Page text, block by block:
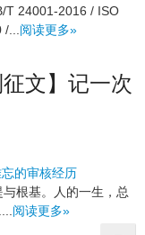
T 24001-2016 / ISO
阅读更多»
征文】记一次
根基。人的一生，总
阅读更多»